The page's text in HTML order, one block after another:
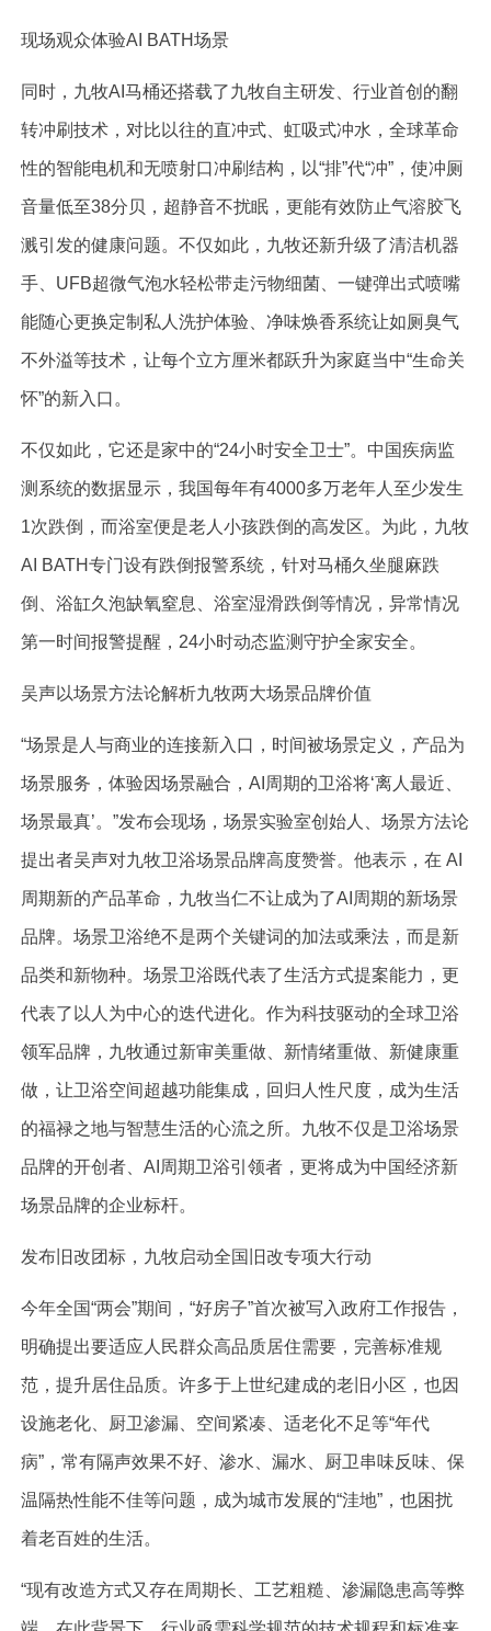
现场观众体验AI BATH场景
同时，九牧AI马桶还搭载了九牧自主研发、行业首创的翻
转冲刷技术，对比以往的直冲式、虹吸式冲水，全球革命
性的智能电机和无喷射口冲刷结构，以“排”代“冲”，使冲厕
音量低至38分贝，超静音不扰眠，更能有效防止气溶胶飞
溅引发的健康问题。不仅如此，九牧还新升级了清洁机器
手、UFB超微气泡水轻松带走污物细菌、一键弹出式喷嘴
能随心更换定制私人洗护体验、净味焕香系统让如厕臭气
不外溢等技术，让每个立方厘米都跃升为家庭当中“生命关
怀”的新入口。
不仅如此，它还是家中的“24小时安全卫士”。中国疾病监
测系统的数据显示，我国每年有4000多万老年人至少发生
1次跌倒，而浴室便是老人小孩跌倒的高发区。为此，九牧
AI BATH专门设有跌倒报警系统，针对马桶久坐腿麻跌
倒、浴缸久泡缺氧窒息、浴室湿滑跌倒等情况，异常情况
第一时间报警提醒，24小时动态监测守护全家安全。
吴声以场景方法论解析九牧两大场景品牌价值
“场景是人与商业的连接新入口，时间被场景定义，产品为
场景服务，体验因场景融合，AI周期的卫浴将‘离人最近、
场景最真’。”发布会现场，场景实验室创始人、场景方法论
提出者吴声对九牧卫浴场景品牌高度赞誉。他表示，在 AI
周期新的产品革命，九牧当仁不让成为了AI周期的新场景
品牌。场景卫浴绝不是两个关键词的加法或乘法，而是新
品类和新物种。场景卫浴既代表了生活方式提案能力，更
代表了以人为中心的迭代进化。作为科技驱动的全球卫浴
领军品牌，九牧通过新审美重做、新情绪重做、新健康重
做，让卫浴空间超越功能集成，回归人性尺度，成为生活
的福禄之地与智慧生活的心流之所。九牧不仅是卫浴场景
品牌的开创者、AI周期卫浴引领者，更将成为中国经济新
场景品牌的企业标杆。
发布旧改团标，九牧启动全国旧改专项大行动
今年全国“两会”期间，“好房子”首次被写入政府工作报告，
明确提出要适应人民群众高品质居住需要，完善标准规
范，提升居住品质。许多于上世纪建成的老旧小区，也因
设施老化、厨卫渗漏、空间紧凑、适老化不足等“年代
病”，常有隔声效果不好、渗水、漏水、厨卫串味反味、保
温隔热性能不佳等问题，成为城市发展的“洼地”，也困扰
着老百姓的生活。
“现有改造方式又存在周期长、工艺粗糙、渗漏隐患高等弊